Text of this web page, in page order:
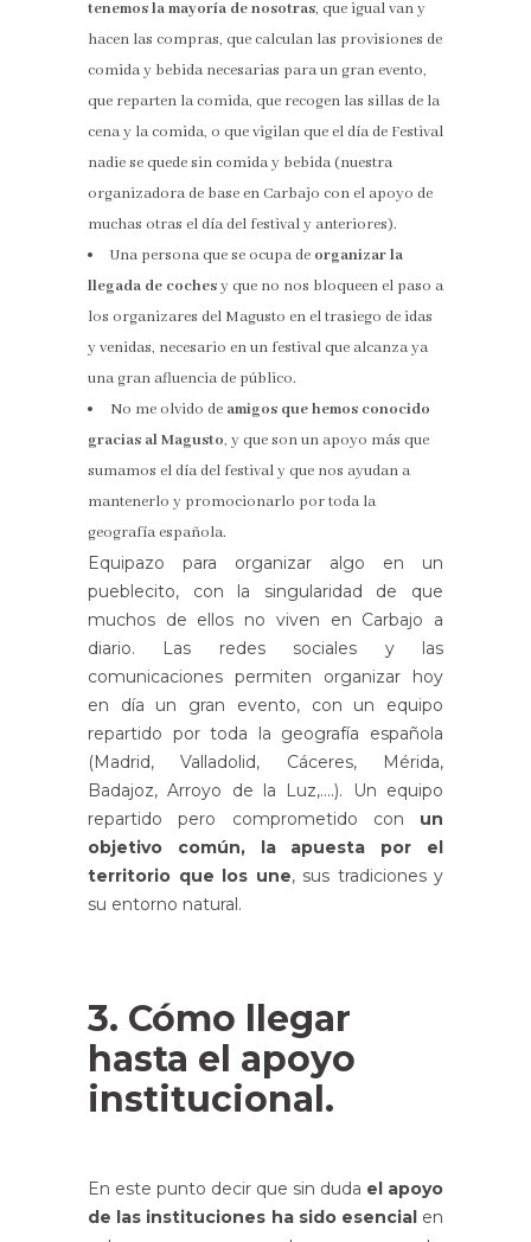
tenemos la mayoría de nosotras, que igual van y
hacen las compras, que calculan las provisiones de
comida y bebida necesarias para un gran evento,
que reparten la comida, que recogen las sillas de la
cena y la comida, o que vigilan que el día de Festival
nadie se quede sin comida y bebida (nuestra
organizadora de base en Carbajo con el apoyo de
muchas otras el día del festival y anteriores).
Una persona que se ocupa de organizar la
llegada de cochesy que no nos bloqueen el paso a
los organizares del Magusto en el trasiego de idas
y venidas, necesario en un festival que alcanza ya
una gran afluencia de público.
No me olvido de amigos que hemos conocido
gracias al Magusto, y que son un apoyo más que
sumamos el día del festival y que nos ayudan a
mantenerlo y promocionarlo por toda la
geografía española.
Equipazo para organizar algo en un
pueblecito, con la singularidad de que
muchos de ellos no viven en Carbajo a
diario. Las redes sociales y las
comunicaciones permiten organizar hoy
en día un gran evento, con un equipo
repartido por toda la geografía española
(Madrid, Valladolid, Cáceres, Mérida,
Badajoz, Arroyo de la Luz,….). Un equipo
repartido pero comprometido con un
objetivo común, la apuesta por el
territorio que los une, sus tradiciones y
su entorno natural.
3. Cómo llegar
hasta el apoyo
institucional.
En este punto decir que sin duda el apoyo
de las instituciones ha sido esencialen